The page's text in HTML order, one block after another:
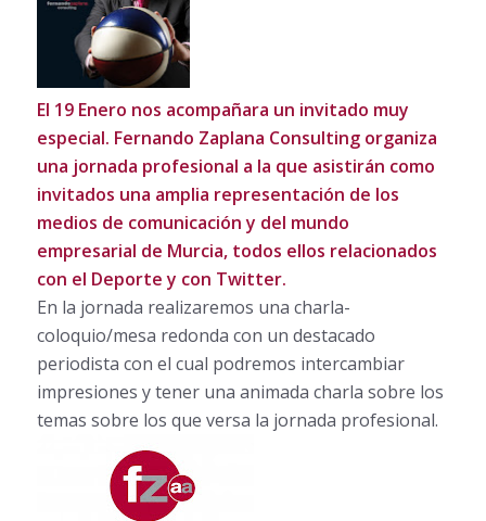
El 19 Enero nos acompañara un invitado muy
especial. Fernando Zaplana Consulting organiza
una jornada profesional a la que asistirán como
invitados una amplia representación de los
medios de comunicación y del mundo
empresarial de Murcia, todos ellos relacionados
con el Deporte y con Twitter.
En la jornada realizaremos una charla-
coloquio/mesa redonda con un destacado
periodista con el cual podremos intercambiar
impresiones y tener una animada charla sobre los
temas sobre los que versa la jornada profesional.